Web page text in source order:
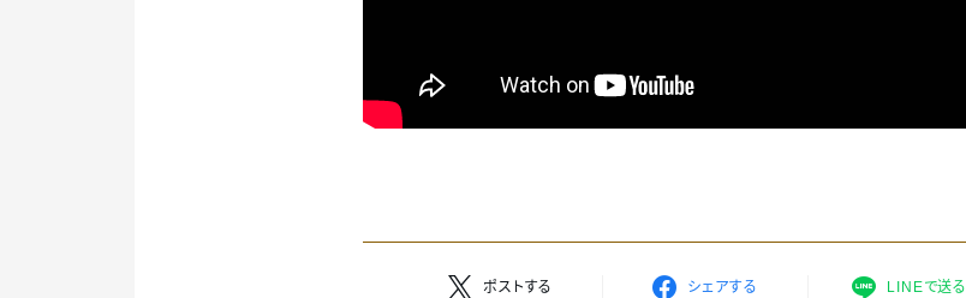
ポストする シェアする LINEで送る